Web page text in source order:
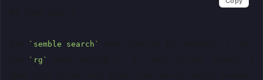
`semble search`
`rg`